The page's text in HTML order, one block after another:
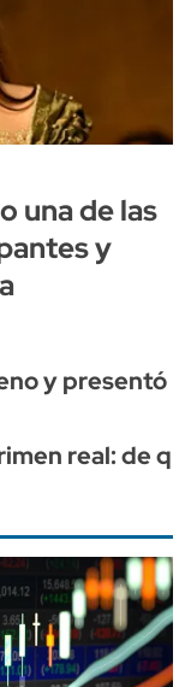
una de las
y
y presentó
real: de